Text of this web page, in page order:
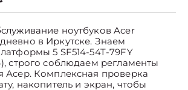
ноутбуков Acer
в Иркутске. Знаем
5 SF514-54T-79FY
строго соблюдаем регламенты
Асер. Комплексная проверка
накопитель и экран, чтобы